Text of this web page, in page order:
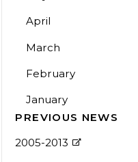
April
March
February
January
PREVIOUS NEWS
2005-2013